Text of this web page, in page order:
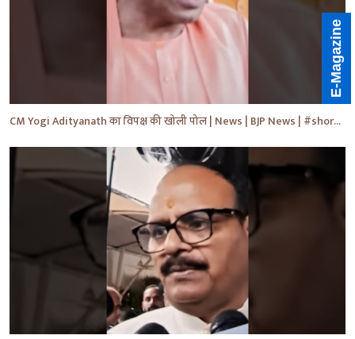
CM Yogi Adityanath का विपक्ष की खोली पोल | News | BJP News | #shorts #yt #news #ytshorts
E-Magazine